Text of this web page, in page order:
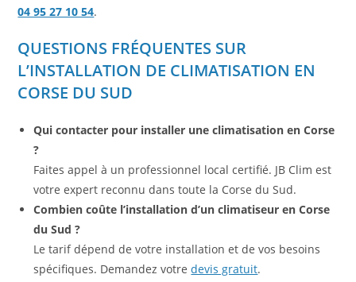
04 95 27 10 54.
QUESTIONS FRÉQUENTES SUR
L’INSTALLATION DE CLIMATISATION EN
CORSE DU SUD
Qui contacter pour installer une climatisation en Corse
?
Faites appel à un professionnel local certifié. JB Clim est
votre expert reconnu dans toute la Corse du Sud.
Combien coûte l’installation d’un climatiseur en Corse
du Sud ?
Le tarif dépend de votre installation et de vos besoins
spécifiques. Demandez votredevis gratuit.